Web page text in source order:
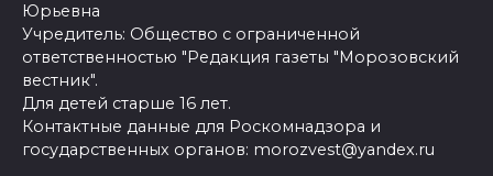
Юрьевна
Учредитель: Общество с ограниченной
ответственностью "Редакция газеты "Морозовский
вестник".
Для детей старше 16 лет.
Контактные данные для Роскомнадзора и
государственных органов: morozvest@yandex.ru